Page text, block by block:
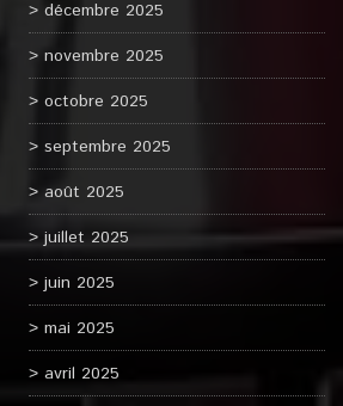
décembre 2025
novembre 2025
octobre 2025
septembre 2025
août 2025
juillet 2025
juin 2025
mai 2025
avril 2025